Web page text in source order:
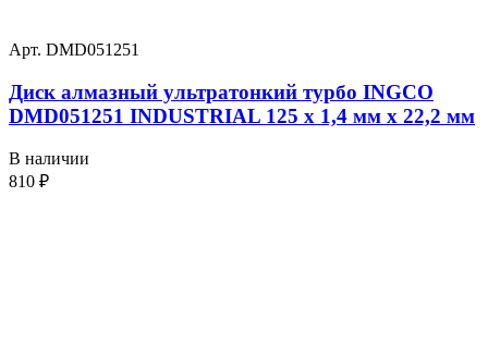
Арт. DMD051251
Диск алмазный ультратонкий турбо INGCO
DMD051251 INDUSTRIAL 125 х 1,4 мм x 22,2 мм
В наличии
810 ₽